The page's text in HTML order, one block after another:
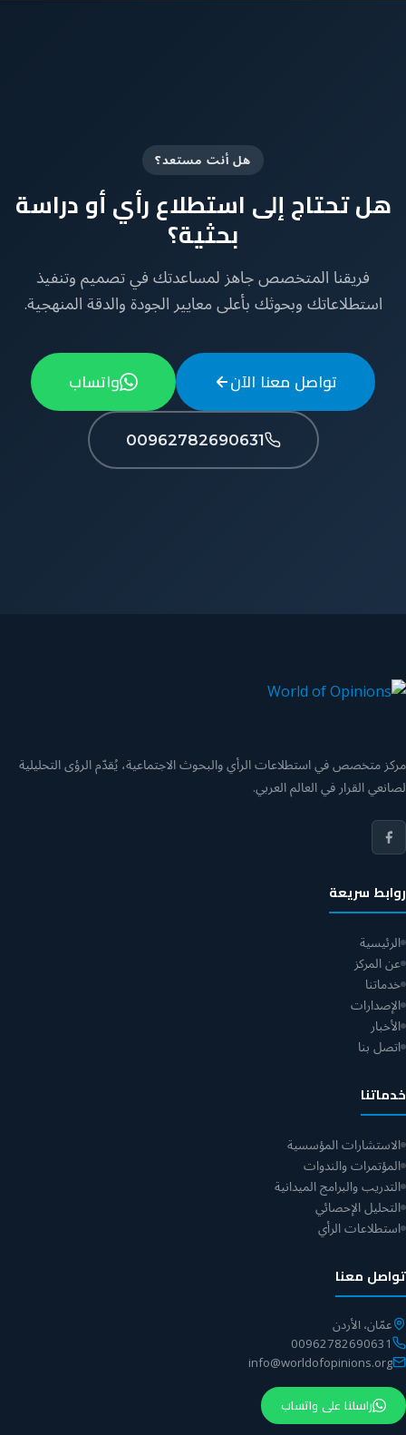
هل أنت مستعد؟
هل تحتاج إلى استطلاع رأي أو دراسة
بحثية؟
فريقنا المتخصص جاهز لمساعدتك في تصميم وتنفيذ
استطلاعاتك وبحوثك بأعلى معايير الجودة والدقة المنهجية.
تواصل معنا الآن واتساب
00962782690631
مركز متخصص في استطلاعات الرأي والبحوث الاجتماعية، يُقدّم الرؤى التحليلية
لصانعي القرار في العالم العربي.
روابط سريعة
الرئيسية
عن المركز
خدماتنا
الإصدارات
الأخبار
اتصل بنا
خدماتنا
الاستشارات المؤسسية
المؤتمرات والندوات
التدريب والبرامج الميدانية
التحليل الإحصائي
استطلاعات الرأي
تواصل معنا
عمّان، الأردن
00962782690631
info@worldofopinions.org
راسلنا على واتساب